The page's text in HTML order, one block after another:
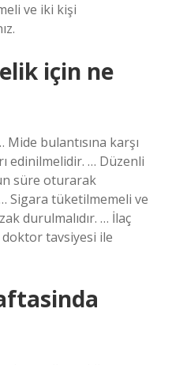
ve iki kişi
için ne
bulantısına karşı
edinilmelidir. … Düzenli
süre oturarak
Sigara tüketilmemeli ve
durulmalıdır. … İlaç
tavsiyesi ile